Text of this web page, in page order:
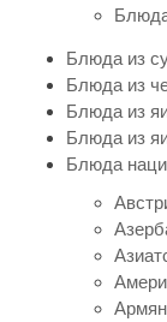
Блюда из
Блюда из
Блюда из
Блюда из
Блюда